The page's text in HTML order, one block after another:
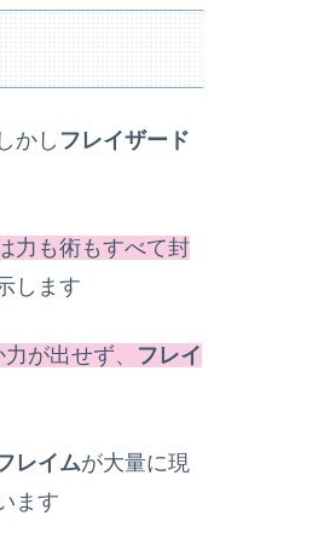
かし フレイザード
力も術もすべて封
します
が出せず、
フレイ
レイムが大量に現
ます